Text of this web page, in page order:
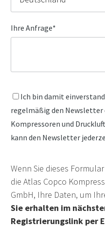
Ihre Anfrage*
Ich bin damit
regelmäßig den Newsletter
Kompressoren und
kann den Newsletter
Wenn Sie dieses
die Atlas Copco
GmbH, Ihre Daten, um
Sie erhalten im
Registrierungslink per